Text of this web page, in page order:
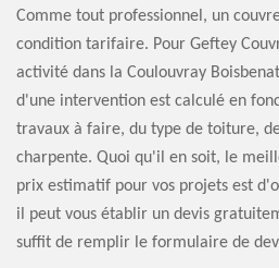
Comme tout professionnel, un
condition tarifaire. Pour Geftey
activité dans la Coulouvray
d'une intervention est calculé en
travaux à faire, du type de toiture,
charpente. Quoi qu'il en soit, le
prix estimatif pour vos projets est
il peut vous établir un devis
suffit de remplir le formulaire de